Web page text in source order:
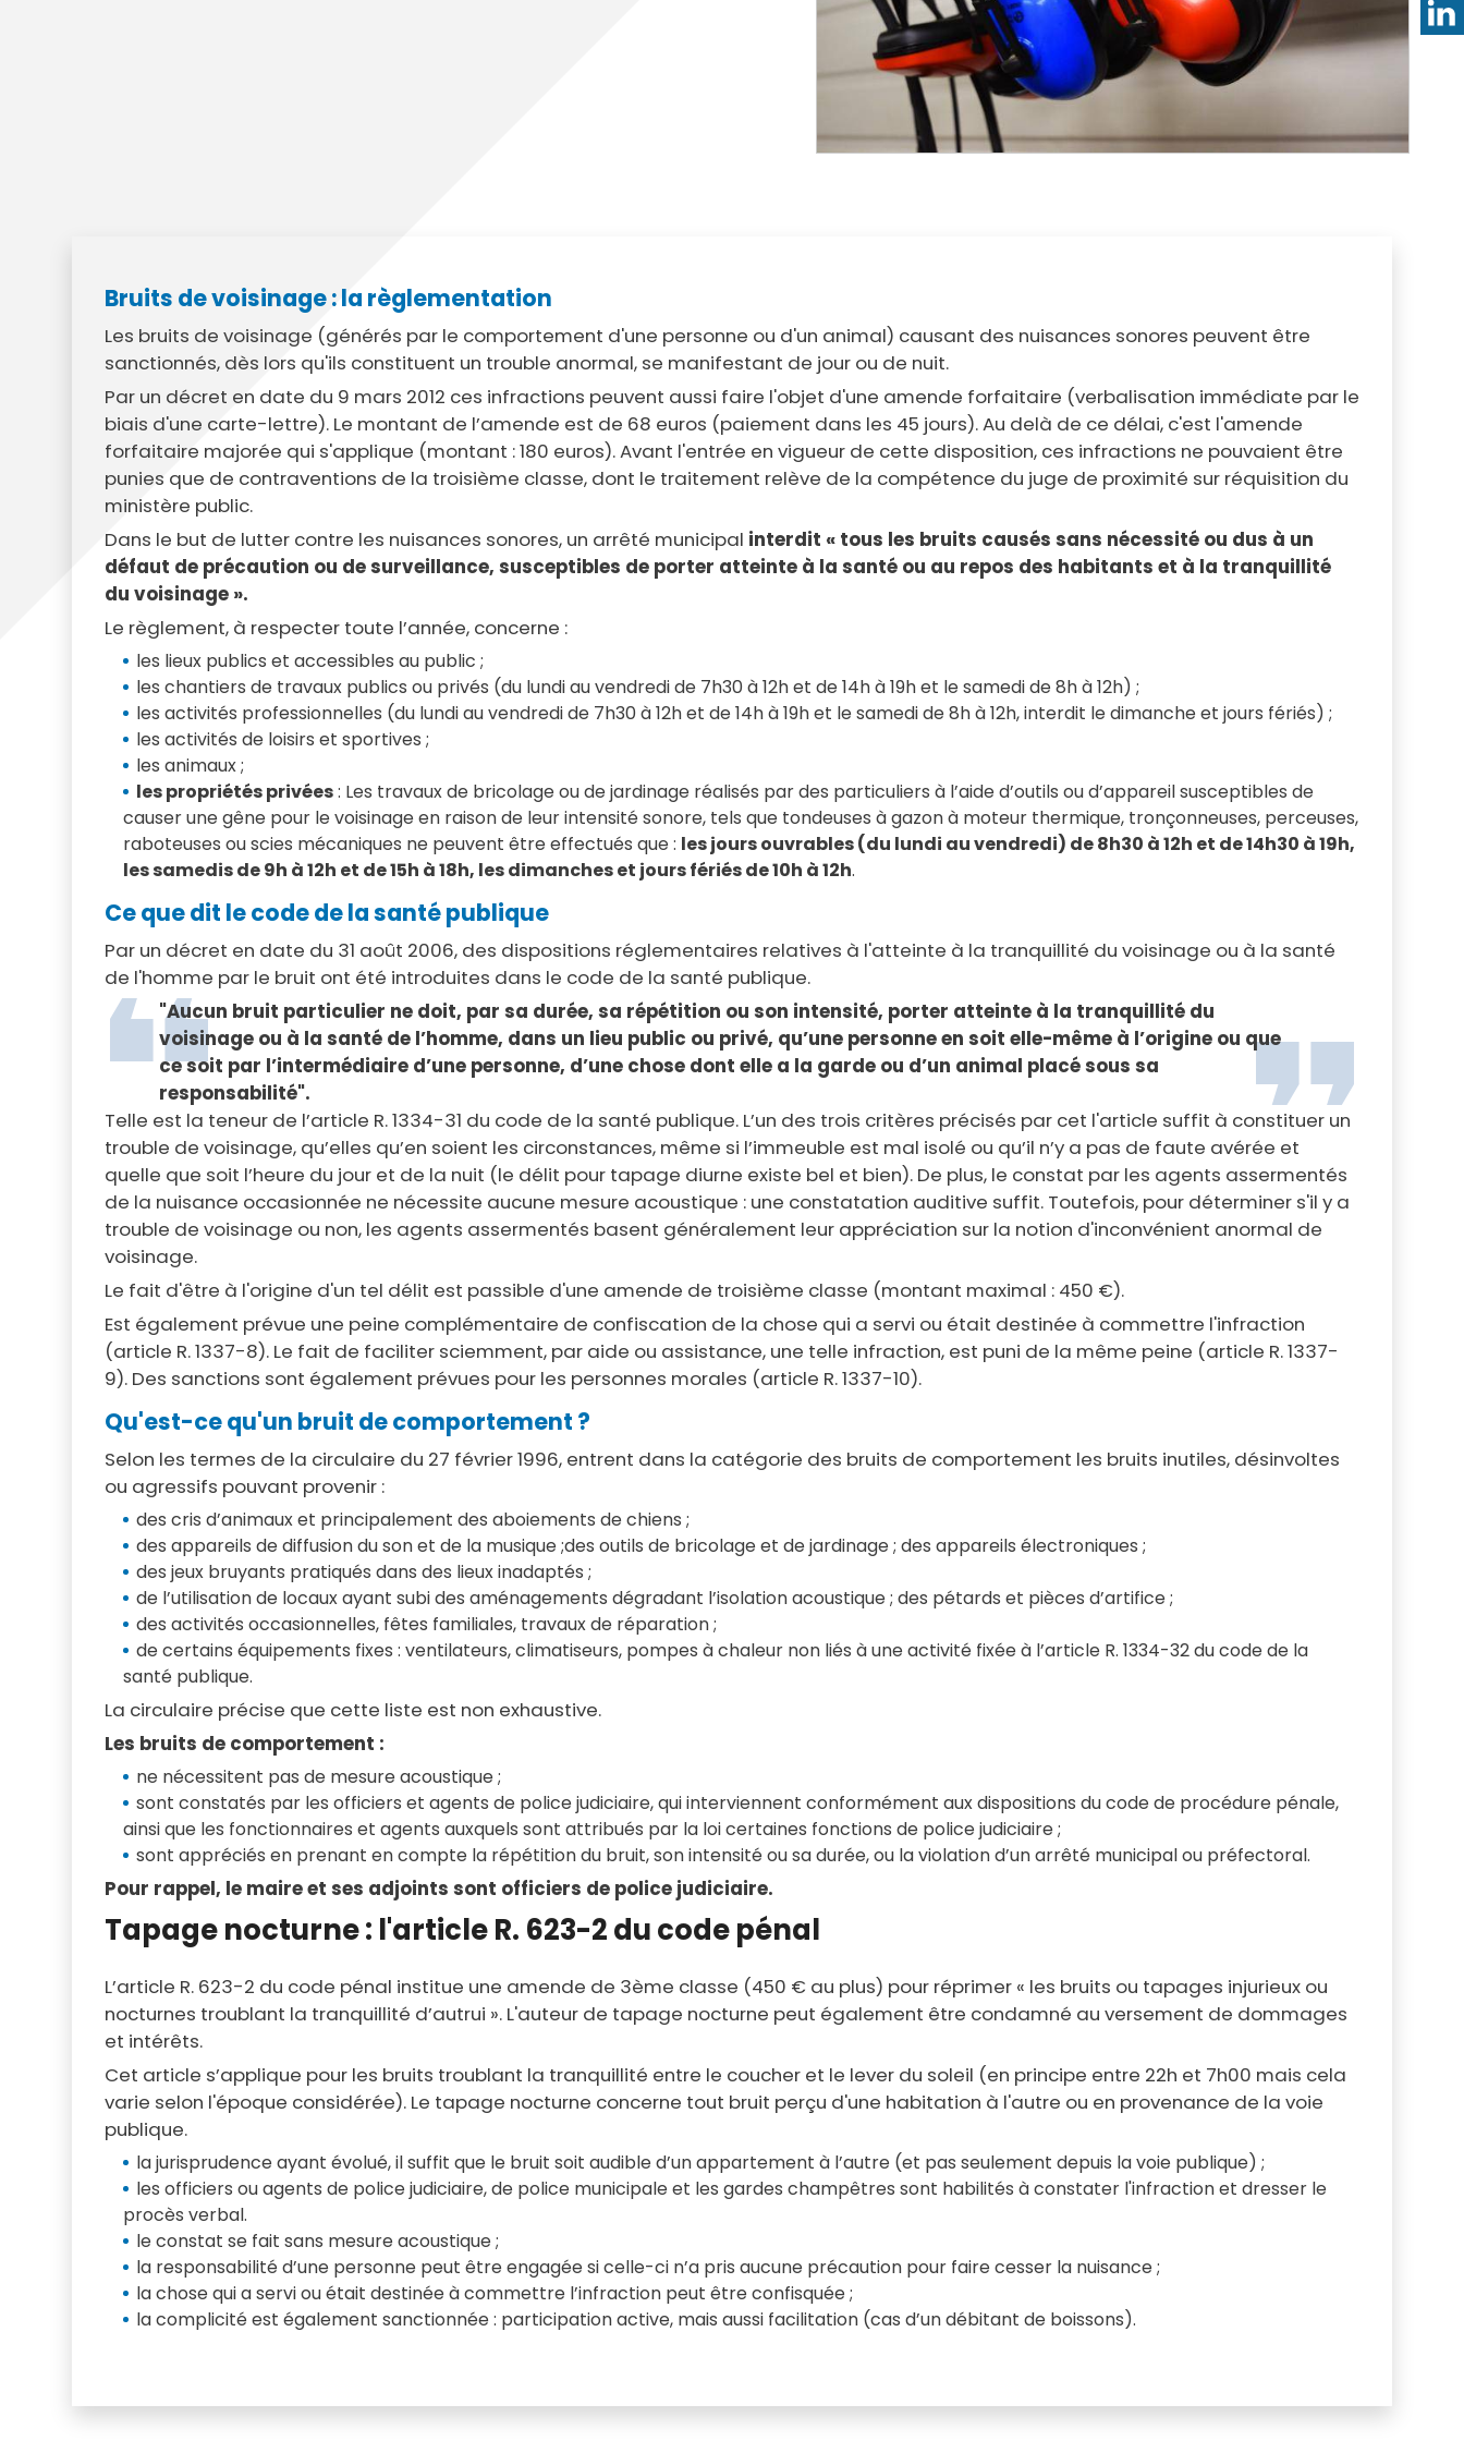
Services en ligne
Annuaire des associations
Formalités administratives pour les
Assainissement
Les RDV santé
Qualité de l'air et de l'eau
Bruit et santé
Prévention des intoxications au
Bruits de voisinage : la règlementation
Les bruits de voisinage (générés par le comportement d'une personne ou d'un animal) causant des nuisances sonores peuvent être
sanctionnés, dès lors qu'ils constituent un trouble anormal, se manifestant de jour ou de nuit.
Par un décret en date du 9 mars 2012 ces infractions peuvent aussi faire l'objet d'une amende forfaitaire (verbalisation immédiate par le
biais d'une carte-lettre). Le montant de l’amende est de 68 euros (paiement dans les 45 jours). Au delà de ce délai, c'est l'amende
forfaitaire majorée qui s'applique (montant : 180 euros). Avant l'entrée en vigueur de cette disposition, ces infractions ne pouvaient être
punies que de contraventions de la troisième classe, dont le traitement relève de la compétence du juge de proximité sur réquisition du
ministère public.
Dans le but de lutter contre les nuisances sonores, un arrêté municipal interdit « tous les bruits causés sans nécessité ou dus à un
défaut de précaution ou de surveillance, susceptibles de porter atteinte à la santé ou au repos des habitants et à la tranquillité
du voisinage ».
Le règlement, à respecter toute l’année, concerne :
les lieux publics et accessibles au public ;
les chantiers de travaux publics ou privés (du lundi au vendredi de 7h30 à 12h et de 14h à 19h et le samedi de 8h à 12h) ;
les activités professionnelles (du lundi au vendredi de 7h30 à 12h et de 14h à 19h et le samedi de 8h à 12h, interdit le dimanche et jours fériés) ;
les activités de loisirs et sportives ;
les animaux ;
les propriétés privées: Les travaux de bricolage ou de jardinage réalisés par des particuliers à l’aide d’outils ou d’appareil susceptibles de
causer une gêne pour le voisinage en raison de leur intensité sonore, tels que tondeuses à gazon à moteur thermique, tronçonneuses, perceuses,
raboteuses ou scies mécaniques ne peuvent être effectués que : les jours ouvrables (du lundi au vendredi) de 8h30 à 12h et de 14h30 à 19h,
les samedis de 9h à 12h et de 15h à 18h, les dimanches et jours fériés de 10h à 12h.
Ce que dit le code de la santé publique
Par un décret en date du 31 août 2006, des dispositions réglementaires relatives à l'atteinte à la tranquillité du voisinage ou à la santé
de l'homme par le bruit ont été introduites dans le code de la santé publique.
"Aucun bruit particulier ne doit, par sa durée, sa répétition ou son intensité, porter atteinte à la tranquillité du
voisinage ou à la santé de l’homme, dans un lieu public ou privé, qu’une personne en soit elle-même à l’origine ou que
ce soit par l’intermédiaire d’une personne, d’une chose dont elle a la garde ou d’un animal placé sous sa
responsabilité".
Telle est la teneur de l’article R. 1334-31 du code de la santé publique. L’un des trois critères précisés par cet l'article suffit à constituer un
trouble de voisinage, qu’elles qu’en soient les circonstances, même si l’immeuble est mal isolé ou qu’il n’y a pas de faute avérée et
quelle que soit l’heure du jour et de la nuit (le délit pour tapage diurne existe bel et bien). De plus, le constat par les agents assermentés
de la nuisance occasionnée ne nécessite aucune mesure acoustique : une constatation auditive suffit. Toutefois, pour déterminer s'il y a
trouble de voisinage ou non, les agents assermentés basent généralement leur appréciation sur la notion d'inconvénient anormal de
voisinage.
Le fait d'être à l'origine d'un tel délit est passible d'une amende de troisième classe (montant maximal : 450 €).
Est également prévue une peine complémentaire de confiscation de la chose qui a servi ou était destinée à commettre l'infraction
(article R. 1337-8). Le fait de faciliter sciemment, par aide ou assistance, une telle infraction, est puni de la même peine (article R. 1337-
9). Des sanctions sont également prévues pour les personnes morales (article R. 1337-10).
Qu'est-ce qu'un bruit de comportement ?
Selon les termes de la circulaire du 27 février 1996, entrent dans la catégorie des bruits de comportement les bruits inutiles, désinvoltes
ou agressifs pouvant provenir :
des cris d’animaux et principalement des aboiements de chiens ;
des appareils de diffusion du son et de la musique ;des outils de bricolage et de jardinage ; des appareils électroniques ;
des jeux bruyants pratiqués dans des lieux inadaptés ;
de l’utilisation de locaux ayant subi des aménagements dégradant l’isolation acoustique ; des pétards et pièces d’artifice ;
des activités occasionnelles, fêtes familiales, travaux de réparation ;
de certains équipements fixes : ventilateurs, climatiseurs, pompes à chaleur non liés à une activité fixée à l’article R. 1334-32 du code de la
santé publique.
La circulaire précise que cette liste est non exhaustive.
Les bruits de comportement :
ne nécessitent pas de mesure acoustique ;
sont constatés par les officiers et agents de police judiciaire, qui interviennent conformément aux dispositions du code de procédure pénale,
ainsi que les fonctionnaires et agents auxquels sont attribués par la loi certaines fonctions de police judiciaire ;
sont appréciés en prenant en compte la répétition du bruit, son intensité ou sa durée, ou la violation d’un arrêté municipal ou préfectoral.
Pour rappel, le maire et ses adjoints sont officiers de police judiciaire.
Tapage nocturne : l'article R. 623-2 du code pénal
L’article R. 623-2 du code pénal institue une amende de 3ème classe (450 € au plus) pour réprimer « les bruits ou tapages injurieux ou
nocturnes troublant la tranquillité d’autrui ». L'auteur de tapage nocturne peut également être condamné au versement de dommages
et intérêts.
Cet article s’applique pour les bruits troublant la tranquillité entre le coucher et le lever du soleil (en principe entre 22h et 7h00 mais cela
varie selon l'époque considérée). Le tapage nocturne concerne tout bruit perçu d'une habitation à l'autre ou en provenance de la voie
publique.
la jurisprudence ayant évolué, il suffit que le bruit soit audible d’un appartement à l’autre (et pas seulement depuis la voie publique) ;
les officiers ou agents de police judiciaire, de police municipale et les gardes champêtres sont habilités à constater l'infraction et dresser le
procès verbal.
le constat se fait sans mesure acoustique ;
la responsabilité d’une personne peut être engagée si celle-ci n’a pris aucune précaution pour faire cesser la nuisance ;
la chose qui a servi ou était destinée à commettre l’infraction peut être confisquée ;
la complicité est également sanctionnée : participation active, mais aussi facilitation (cas d’un débitant de boissons).